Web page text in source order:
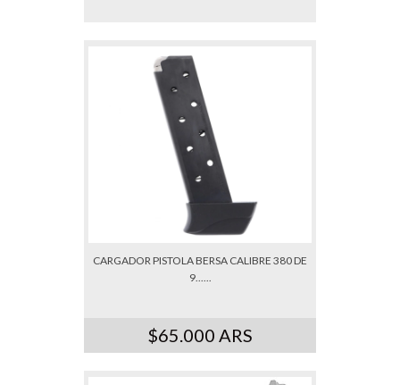
CARGADOR PISTOLA BERSA CALIBRE 380 DE
9......
$65.000 ARS